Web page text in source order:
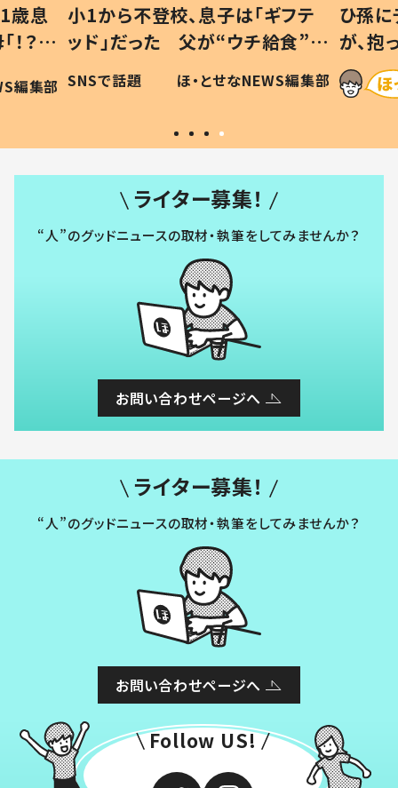
歳息
？」
編集部
小1から不登校、息子は「ギフテ
ッド」だった 父が“ウチ給食”を
作り続ける理由とは #令和の親
#令和の子
SNSで話題 ほ・とせなNEWS編集部
ひ孫
が、
「涙が
い」
ライター募集！
“人”のグッドニュースの取材・執筆をしてみませんか？
お問い合わせページへ
ライター募集！
“人”のグッドニュースの取材・執筆をしてみませんか？
お問い合わせページへ
Follow US!